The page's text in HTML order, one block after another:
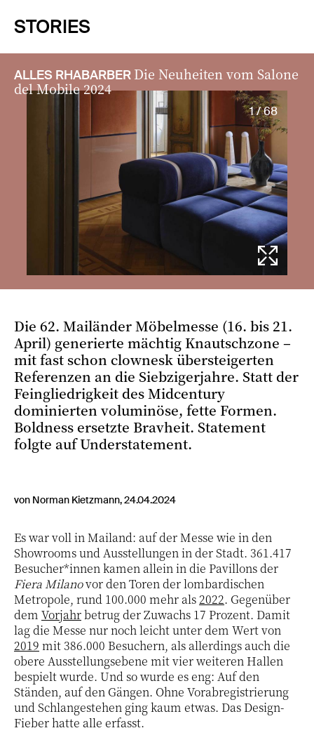
STORIES
ALLES RHABARBER Die Neuheiten vom Salone
del Mobile 2024
1 / 68
Die 62. Mailänder Möbelmesse (16. bis 21.
April) generierte mächtig Knautschzone –
mit fast schon clownesk übersteigerten
Referenzen an die Siebzigerjahre. Statt der
Feingliedrigkeit des Midcentury
dominierten voluminöse, fette Formen.
Boldness ersetzte Bravheit. Statement
folgte auf Understatement.
von Norman Kietzmann, 24.04.2024
Es war voll in Mailand: auf der Messe wie in den
Showrooms und Ausstellungen in der Stadt. 361.417
Besucher*innen kamen allein in die Pavillons der
Fiera Milanovor den Toren der lombardischen
Metropole, rund 100.000 mehr als2022. Gegenüber
dem Vorjahrbetrug der Zuwachs 17 Prozent. Damit
lag die Messe nur noch leicht unter dem Wert von
2019 mit 386.000 Besuchern, als allerdings auch die
obere Ausstellungsebene mit vier weiteren Hallen
bespielt wurde. Und so wurde es eng: Auf den
Ständen, auf den Gängen. Ohne Vorabregistrierung
und Schlangestehen ging kaum etwas. Das Design-
Fieber hatte alle erfasst.